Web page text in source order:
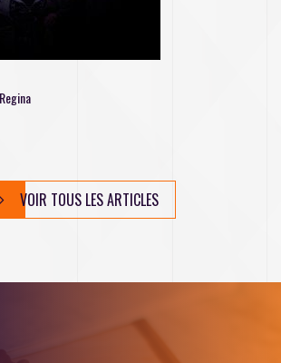
VOIR TOUS LES ARTICLES